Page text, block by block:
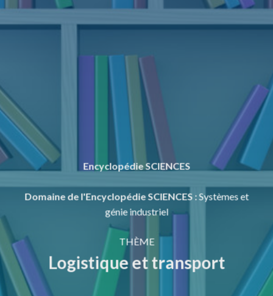
Encyclopédie SCIENCES
Domaine de l'Encyclopédie SCIENCES : Systèmes et
génie industriel
THÈME
Logistique et transport